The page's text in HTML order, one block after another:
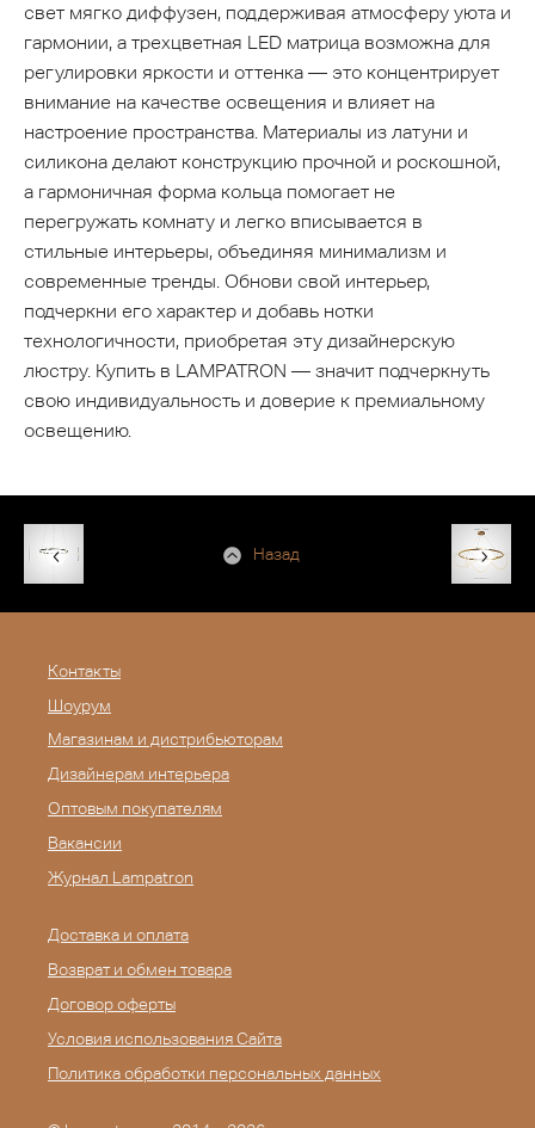
свет мягко диффузен, поддерживая атмосферу уюта и
гармонии, а трехцветная LED матрица возможна для
регулировки яркости и оттенка — это концентрирует
внимание на качестве освещения и влияет на
настроение пространства. Материалы из латуни и
силикона делают конструкцию прочной и роскошной,
а гармоничная форма кольца помогает не
перегружать комнату и легко вписывается в
стильные интерьеры, объединяя минимализм и
современные тренды. Обнови свой интерьер,
подчеркни его характер и добавь нотки
технологичности, приобретая эту дизайнерскую
люстру. Купить в LAMPATRON — значит подчеркнуть
свою индивидуальность и доверие к премиальному
освещению.
Назад
Контакты
Шоурум
Магазинам и дистрибьюторам
Дизайнерам интерьера
Оптовым покупателям
Вакансии
Журнал Lampatron
Доставка и оплата
Возврат и обмен товара
Договор оферты
Условия использования Сайта
Политика обработки персональных данных